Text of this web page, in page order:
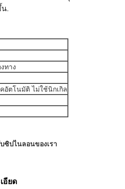
.
ทาง
อัตโนมัติ ไม่ใช้นิกเกิล
ซิปไนลอนของเรา
อียด